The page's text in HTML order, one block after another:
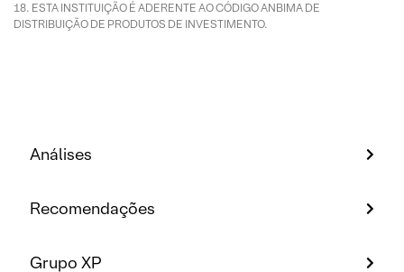
ESTA INSTITUIÇÃO É ADERENTE AO CÓDIGO ANBIMA DE
DISTRIBUIÇÃO DE PRODUTOS DE INVESTIMENTO.
Análises
Recomendações
Grupo XP